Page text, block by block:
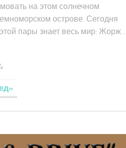
на этом солнечном
острове. Сегодня
пары знает весь мир: Жорж...